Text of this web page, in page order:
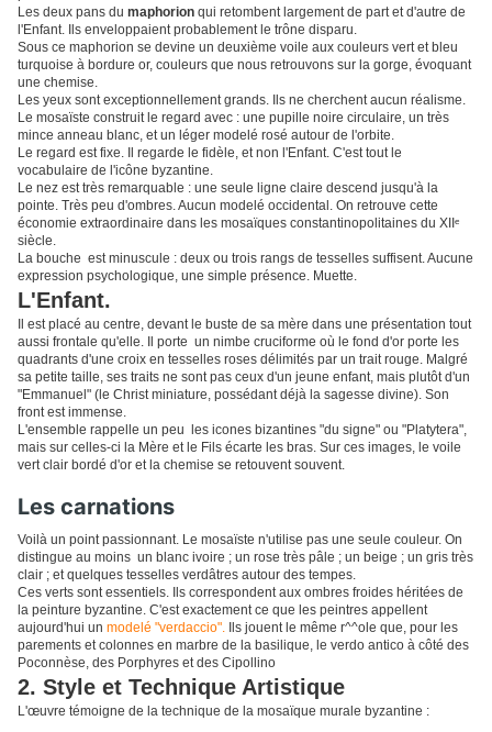
Les deux pans du maphorion qui retombent largement de part et d'autre de
l'Enfant. Ils enveloppaient probablement le trône disparu.
Sous ce maphorion se devine un deuxième voile aux couleurs vert et bleu
turquoise à bordure or, couleurs que nous retrouvons sur la gorge, évoquant
une chemise.
Les yeux sont exceptionnellement grands. Ils ne cherchent aucun réalisme.
Le mosaïste construit le regard avec : une pupille noire circulaire, un très
mince anneau blanc, et un léger modelé rosé autour de l'orbite.
Le regard est fixe. Il regarde le fidèle, et non l'Enfant. C'est tout le
vocabulaire de l'icône byzantine.
Le nez est très remarquable : une seule ligne claire descend jusqu'à la
pointe. Très peu d'ombres. Aucun modelé occidental. On retrouve cette
économie extraordinaire dans les mosaïques constantinopolitaines du XIIᵉ
siècle.
La bouche est minuscule : deux ou trois rangs de tesselles suffisent. Aucune
expression psychologique, une simple présence. Muette.
L'Enfant.
Il est placé au centre, devant le buste de sa mère dans une présentation tout
aussi frontale qu'elle. Il porte un nimbe cruciforme où le fond d'or porte les
quadrants d'une croix en tesselles roses délimités par un trait rouge. Malgré
sa petite taille, ses traits ne sont pas ceux d'un jeune enfant, mais plutôt d'un
"Emmanuel" (le Christ miniature, possédant déjà la sagesse divine). Son
front est immense.
L'ensemble rappelle un peu les icones bizantines "du signe" ou "Platytera",
mais sur celles-ci la Mère et le Fils écarte les bras. Sur ces images, le voile
vert clair bordé d'or et la chemise se retouvent souvent.
Les carnations
Voilà un point passionnant. Le mosaïste n'utilise pas une seule couleur. On
distingue au moins un blanc ivoire ; un rose très pâle ; un beige ; un gris très
clair ; et quelques tesselles verdâtres autour des tempes.
Ces verts sont essentiels. Ils correspondent aux ombres froides héritées de
la peinture byzantine. C'est exactement ce que les peintres appellent
aujourd'hui un modelé "verdaccio". Ils jouent le même r^^ole que, pour les
parements et colonnes en marbre de la basilique, le verdo antico à côté des
Poconnèse, des Porphyres et des Cipollino
2. Style et Technique Artistique
L'œuvre témoigne de la technique de la mosaïque murale byzantine :